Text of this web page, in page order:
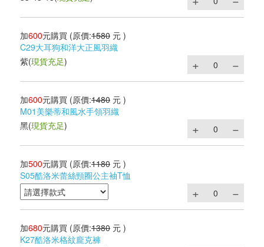
加600元購買 (原價:1580 元 )
C29大耳狗和洋大正風羽織
紫(現貨充足)
加600元購買 (原價:1480 元 )
M01美樂蒂和風水手領羽織
黑(現貨充足)
加500元購買 (原價:1180 元 )
S05酷洛米蕾絲頸圈公主袖T恤
加680元購買 (原價:1380 元 )
K27酷洛米格紋龐克褲